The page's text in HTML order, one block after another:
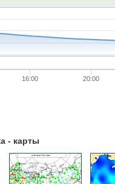
16:00 20:00
- карты